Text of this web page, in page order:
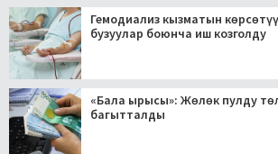
Гемодиализ кызматын
бузуулар боюнча иш козголду
«Бала ырысы»: Жөлөк пулду
багытталды